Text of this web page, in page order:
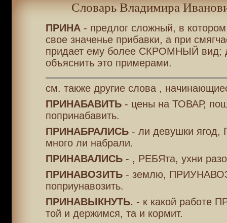
Словарь Владимира
ПРИНА- предлог сложный, в котором
свое значенье прибавки, а при
придает ему более СКРОМНЫЙ вид;
объяснить это примерами.
см. также другие слова ,
ПРИНАБАВИТЬ- цены на ТОВАР,
попринабавить.
ПРИНАБРАЛИСЬ- ли девушки ягод,
много ли набрали.
ПРИНАВАЛИСЬ- , РЕБЯта, ухни
ПРИНАВОЗИТЬ- землю,
поприунавозить.
ПРИНАВЫКНУТЬ. - к какой работе
той и держимся, та и кормит.